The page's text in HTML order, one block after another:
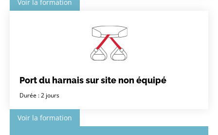
Voir la formation
Port du harnais sur site non équipé
Durée : 2 jours
Voir la formation